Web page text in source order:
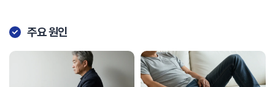
주요 원인